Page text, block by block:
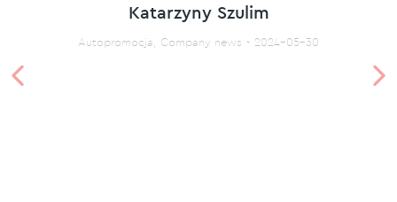
Katarzyny Szulim
Autopromocja, Company news 2024-05-30